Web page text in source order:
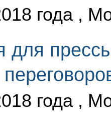
года ,
для
года ,